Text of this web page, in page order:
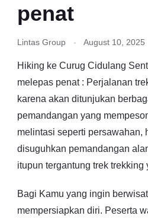
penat
Lintas Group August 10, 2025
Hiking ke Curug Cidulang
melepas penat : Perjalanan
karena akan ditunjukan
pemandangan yang
melintasi seperti persawahan,
disuguhkan pemandangan
itupun tergantung trek trekking
Bagi Kamu yang ingin
mempersiapkan diri. Peserta